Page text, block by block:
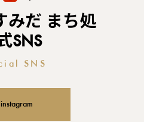
みだ まち処
SNS
SNS
instagram